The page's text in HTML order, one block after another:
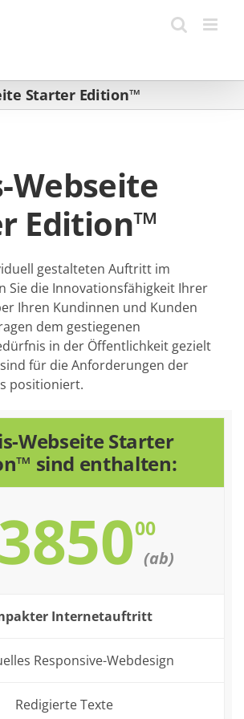
Starter Edition™
Webseite
Edition™
gestalteten Auftritt im
Sie die Innovationsfähigkeit Ihrer
Ihren Kundinnen und Kunden
dem gestiegenen
in der Öffentlichkeit gezielt
für die Anforderungen der
positioniert.
Webseite Starter
sind enthalten:
385000
(ab)
Internetauftritt
Responsive-Webdesign
Redigierte Texte